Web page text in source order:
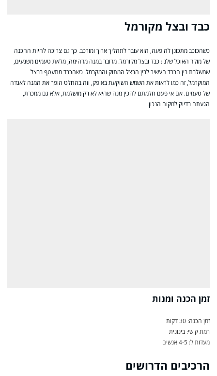
כבד ובצל מקורמל
כשהכוכב מתכונן להופעה, הוא עובר לתהליך ארוך ומורכב. כך גם צריכה להיות ההכנה
של מוקד האוכל שלנו: כבד ובצל מקורמל. מדובר במנה מדהימה, מלאת טעמים משגעים,
שמשלבת בין הכבד העשיר לבין הבצל המתוק והמקרמל. כשהכבד מתעטף בבצל
המוקרמל, זה כמו לראות את השמש השוקעת באופק, וזה בהחלט הופך את המנה לאגדה
של טעמים. אם אי פעם חלמתם להכין מנה שהיא לא רק מושלמת, אלא גם ממכרת,
הגעתם בדיוק למקום הנכון.
זמן הכנה ומנות
זמן הכנה: 30 דקות
רמת קושי: בינונית
מעדות ל: 4-5 אנשים
הרכיבים הדרושים